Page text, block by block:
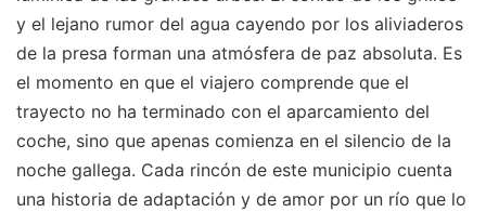
y el lejano rumor del agua cayendo por los aliviaderos
de la presa forman una atmósfera de paz absoluta. Es
el momento en que el viajero comprende que el
trayecto no ha terminado con el aparcamiento del
coche, sino que apenas comienza en el silencio de la
noche gallega. Cada rincón de este municipio cuenta
una historia de adaptación y de amor por un río que lo